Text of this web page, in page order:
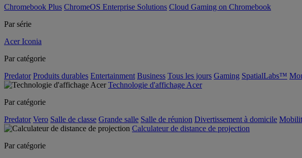
Chromebook Plus ChromeOS Enterprise Solutions Cloud Gaming on Chromebook
Par série
Acer Iconia
Par catégorie
Predator Produits durables Entertainment Business Tous les jours Gaming SpatialLabs™
Technologie d'affichage Acer
Par catégorie
Predator Vero Salle de classe Grande salle Salle de réunion Divertissement à domicile
Calculateur de distance de projection
Par catégorie